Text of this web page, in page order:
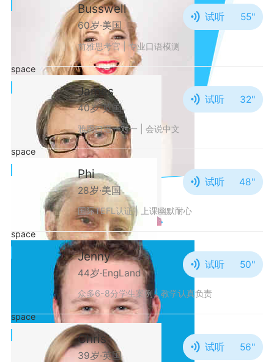
space
Busswell
60岁·美国
前雅思考官 | 专业口语模测
试听 55''
space
James
40岁·英国
雅思口语一对一 | 会说中文
试听 32''
space
Phi
28岁·美国
国际TEFL认证 | 上课幽默耐心
试听 48''
space
Jenny
44岁·EngLand
众多6-8分学生案例 | 教学认真负责
试听 50''
Chris
39岁·英国
试听 56''